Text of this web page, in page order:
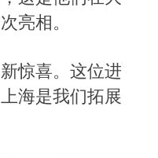
亮相。
惊喜。这位进
海是我们拓展